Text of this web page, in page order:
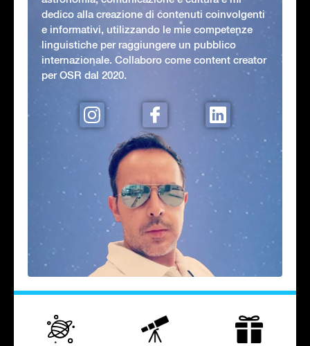
dedico alla creazione di contenuti coinvolgenti
e informativi, utilizzando le mie competenze
linguistiche per raggiungere un pubblico
internazionale. Collaboro come content creator
per OSR dal 2020.